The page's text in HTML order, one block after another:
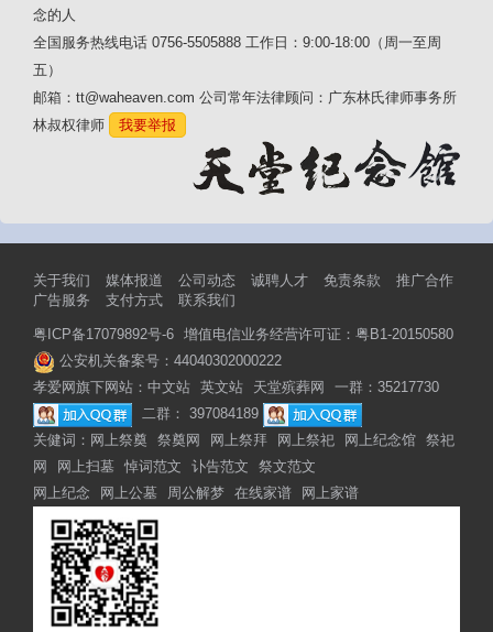
念的人
全国服务热线电话 0756-5505888 工作日：9:00-18:00（周一至周
五）
邮箱：tt@waheaven.com 公司常年法律顾问：广东林氏律师事务所
林叔权律师
我要举报
关于我们 媒体报道 公司动态 诚聘人才 免责条款
推广合作
广告服务
支付方式 联系我们
粤ICP备17079892号-6 增值电信业务经营许可证：粤B1-20150580
公安机关备案号：44040302000222
孝爱网旗下网站： 中文站 英文站 天堂殡葬网
一群：35217730
二群： 397084189
关健词： 网上祭奠 祭奠网 网上祭拜 网上祭祀 网上纪念馆 祭祀
网
网上扫墓 悼词范文 讣告范文
祭文范文
网上纪念
网上公墓 周公解梦 在线家谱 网上家谱